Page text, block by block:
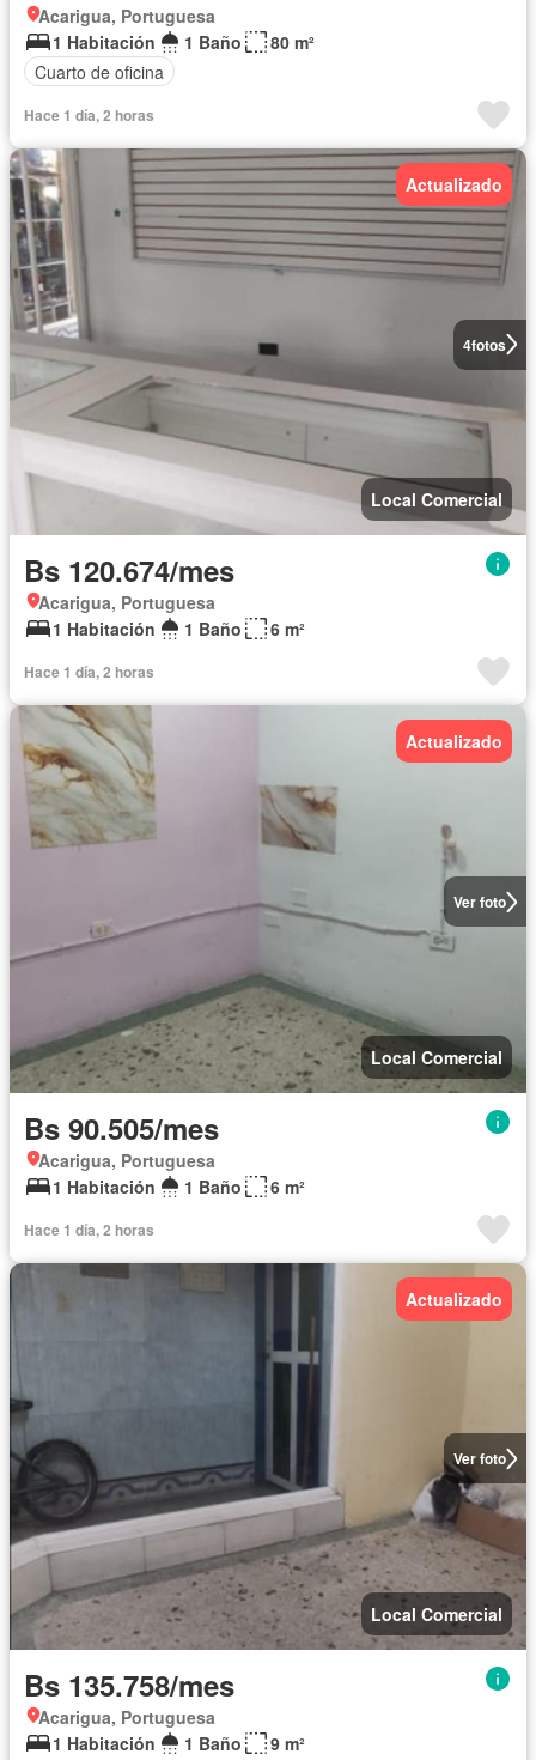
Acarigua, Portuguesa
1 Habitación
1 Baño
80 m²
Cuarto de oficina
Hace 1 día, 2 horas
4fotos
Actualizado
Local Comercial
Bs 120.674/mes
Acarigua, Portuguesa
1 Habitación
1 Baño 6 m²
Hace 1 día, 2 horas
Ver foto
Actualizado
Local Comercial
Bs 90.505/mes
Acarigua, Portuguesa
1 Habitación
1 Baño 6 m²
Hace 1 día, 2 horas
Ver foto
Actualizado
Local Comercial
Bs 135.758/mes
Acarigua, Portuguesa
1 Habitación
1 Baño 9 m²